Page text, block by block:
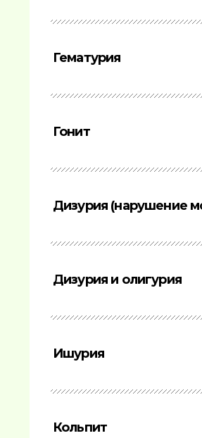
Гематурия
Гонит
Дизурия (нарушение
Дизурия и олигурия
Ишурия
Кольпит